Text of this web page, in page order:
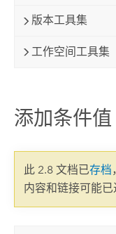
版本工具集
工作空间工具集
添加条件
此 2.8 文档已存档
内容和链接可能已